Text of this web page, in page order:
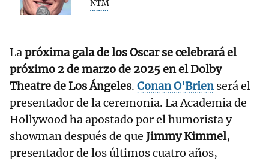
NTM
Lapróxima gala de los Oscar se celebrará el
próximo 2 de marzo de 2025 en el Dolby
Theatre de Los Ángeles. Conan O'Brien será el
presentador de la ceremonia. La Academia de
Hollywood ha apostado por el humorista y
showman después de que Jimmy Kimmel,
presentador de los últimos cuatro años,